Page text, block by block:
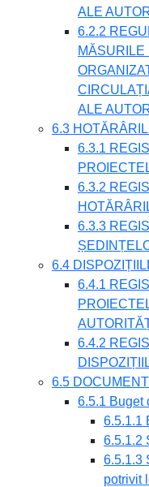
ALE
6.2.2
MĂSURILE
ALE
6.3
6.3.1
6.3.2
6.3.3
6.4
6.4.1
6.4.2
6.5
6.5.1 Buget
6.5.1.1
6.5.1.2
6.5.1.3
potrivit